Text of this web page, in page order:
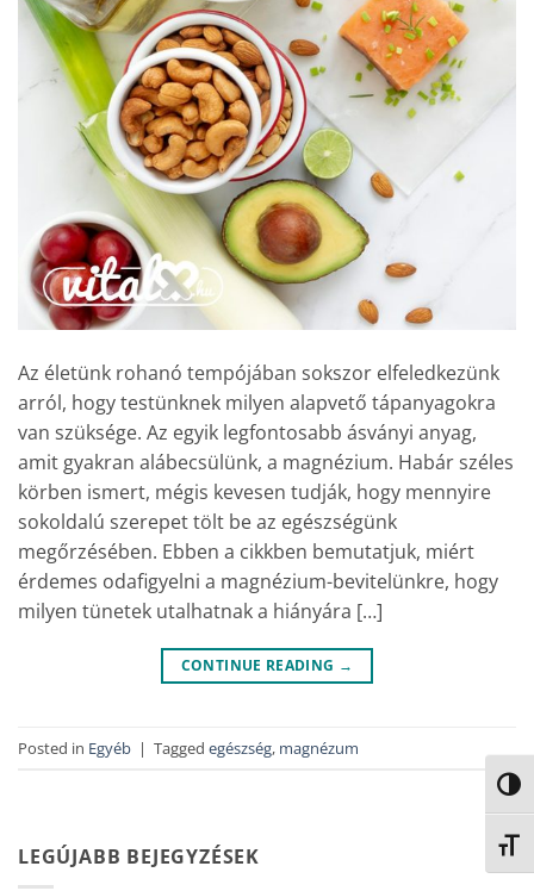
Az életünk rohanó tempójában sokszor elfeledkezünk
arról, hogy testünknek milyen alapvető tápanyagokra
van szüksége. Az egyik legfontosabb ásványi anyag,
amit gyakran alábecsülünk, a magnézium. Habár széles
körben ismert, mégis kevesen tudják, hogy mennyire
sokoldalú szerepet tölt be az egészségünk
megőrzésében. Ebben a cikkben bemutatjuk, miért
érdemes odafigyelni a magnézium-bevitelünkre, hogy
milyen tünetek utalhatnak a hiányára […]
CONTINUE READING →
Posted in Egyéb | Tagged egészség, magnézum
LEGÚJABB BEJEGYZÉSEK